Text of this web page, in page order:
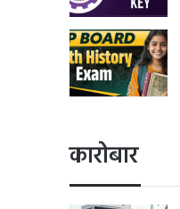
कारोबार